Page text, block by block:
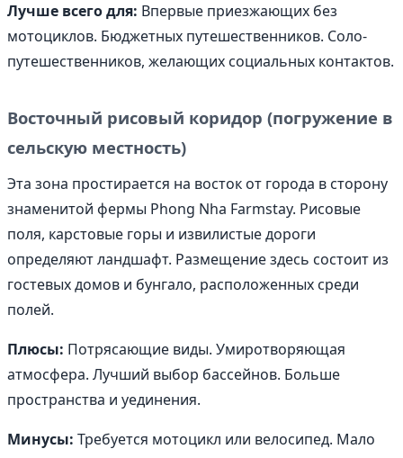
Лучше всего для: Впервые приезжающих без
мотоциклов. Бюджетных путешественников. Соло-
путешественников, желающих социальных контактов.
Восточный рисовый коридор (погружение в
сельскую местность)
Эта зона простирается на восток от города в сторону
знаменитой фермы Phong Nha Farmstay. Рисовые
поля, карстовые горы и извилистые дороги
определяют ландшафт. Размещение здесь состоит из
гостевых домов и бунгало, расположенных среди
полей.
Плюсы: Потрясающие виды. Умиротворяющая
атмосфера. Лучший выбор бассейнов. Больше
пространства и уединения.
Минусы: Требуется мотоцикл или велосипед. Мало